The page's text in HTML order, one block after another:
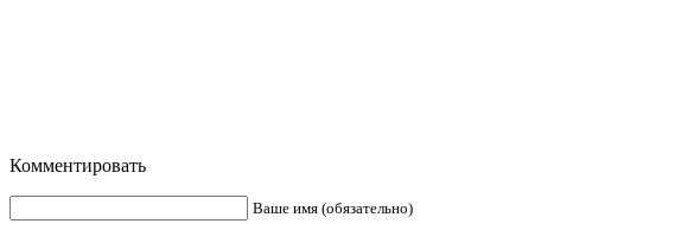
Комментировать
Ваше имя (обязательно)